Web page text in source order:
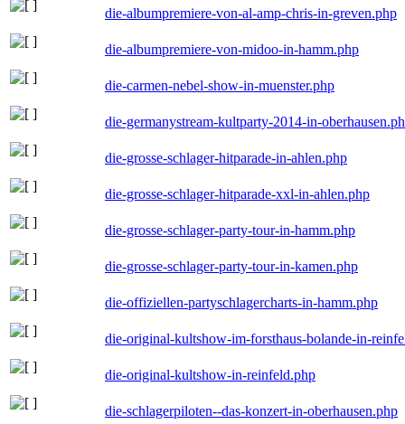
die-albumpremiere-von-al-amp-chris-in-greven.php
die-albumpremiere-von-midoo-in-hamm.php
die-carmen-nebel-show-in-muenster.php
die-germanystream-kultparty-2014-in-
die-grosse-schlager-hitparade-in-ahlen.php
die-grosse-schlager-hitparade-xxl-in-ahlen.php
die-grosse-schlager-party-tour-in-hamm.php
die-grosse-schlager-party-tour-in-kamen.php
die-offiziellen-partyschlagercharts-in-hamm.php
die-original-kultshow-im-forsthaus-bolande-in-
die-original-kultshow-in-reinfeld.php
die-schlagerpiloten--das-konzert-in-oberhausen.php